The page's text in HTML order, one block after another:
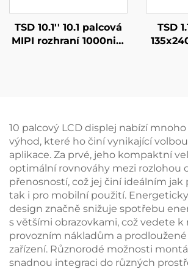
TSD 10.1'' 10.1 palcová
MIPI rozhraní 1000nits
TSD
10 palcový LCD displej nabízí
výhod, které ho činí vynikající
aplikace. Za prvé, jeho kompaktní
optimální rovnováhy mezi rozlohou
přenosností, což jej činí ideálním jak
tak i pro mobilní použití.
design značně snižuje spotřebu
s většími obrazovkami, což vedete k
provozním nákladům a
zařízení. Různorodé možnosti
snadnou integraci do různých